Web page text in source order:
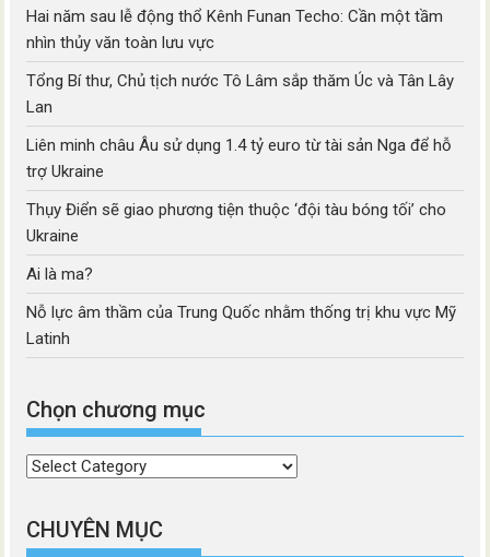
Hai năm sau lễ động thổ Kênh Funan Techo: Cần một tầm
nhìn thủy văn toàn lưu vực
Tổng Bí thư, Chủ tịch nước Tô Lâm sắp thăm Úc và Tân Lây
Lan
Liên minh châu Âu sử dụng 1.4 tỷ euro từ tài sản Nga để hỗ
trợ Ukraine
Thụy Điển sẽ giao phương tiện thuộc ‘đội tàu bóng tối’ cho
Ukraine
Ai là ma?
Nỗ lực âm thầm của Trung Quốc nhằm thống trị khu vực Mỹ
Latinh
Chọn chương mục
Chọn
mục
CHUYÊN MỤC